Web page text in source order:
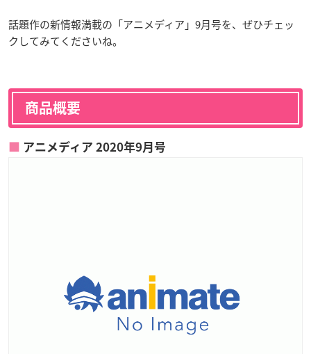
話題作の新情報満載の「アニメディア」9月号を、ぜひチェッ
クしてみてくださいね。
商品概要
アニメディア 2020年9月号